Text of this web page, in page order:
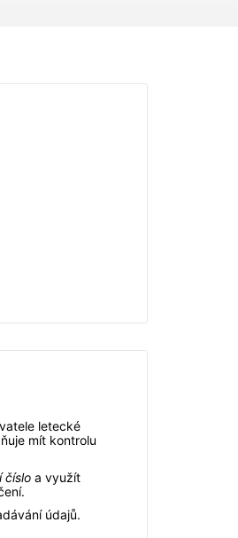
letecké
mít kontrolu
číslo a využít
údajů.